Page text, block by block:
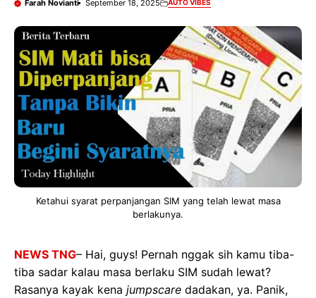
Farah Novianti September 18, 2025 AUTO VIBES
Ketahui syarat perpanjangan SIM yang telah lewat masa
berlakunya.
NEWS TNG– Hai, guys! Pernah nggak sih kamu tiba-
tiba sadar kalau masa berlaku SIM sudah lewat?
Rasanya kayak kena jumpscare dadakan, ya. Panik,